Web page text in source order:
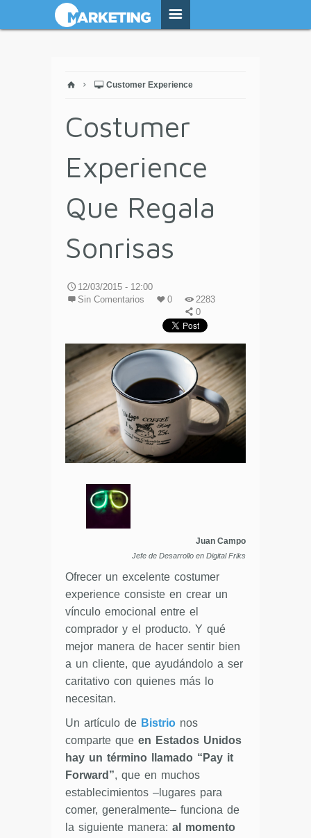
Customer Experience
Costumer
Experience
Que Regala
Sonrisas
12/03/2015 - 12:00
Sin Comentarios
0
2283
0
Juan Campo
Jefe de Desarrollo en Digital Friks
Ofrecer un excelente costumer
experience consiste en crear un
vínculo emocional entre el
comprador y el producto. Y qué
mejor manera de hacer sentir bien
a un cliente, que ayudándolo a ser
caritativo con quienes más lo
necesitan.
Un artículo de Bistrio nos
comparte que en Estados Unidos
hay un término llamado “Pay it
Forward”, que en muchos
establecimientos –lugares para
comer, generalmente– funciona de
la siguiente manera: al momento